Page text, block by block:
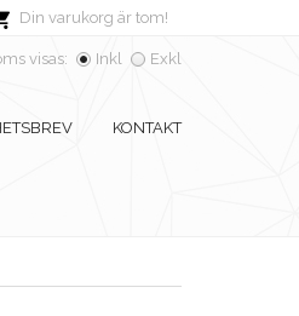
Din varukorg är tom!
visas: Inkl Exkl
KONTAKT